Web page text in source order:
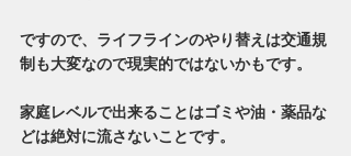
ですので、ライフラインのやり替えは交通規
制も大変なので現実的ではないかもです。
家庭レベルで出来ることはゴミや油・薬品な
どは絶対に流さないことです。